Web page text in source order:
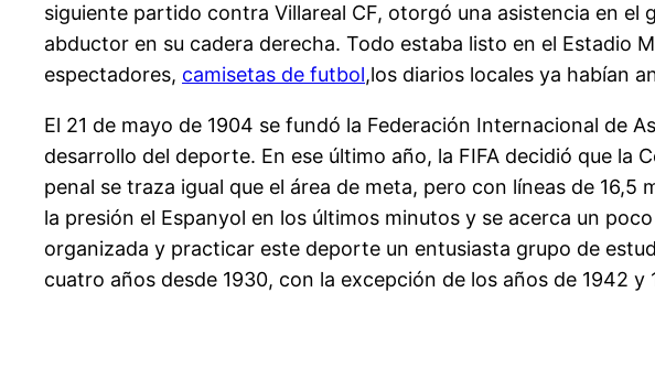
siguiente partido contra Villareal CF, otorgó una asistencia en el
abductor en su cadera derecha. Todo estaba listo en el Estadio
espectadores, camisetas de futbol,los diarios locales ya habían
El 21 de mayo de 1904 se fundó la Federación Internacional de
desarrollo del deporte. En ese último año, la FIFA decidió que
penal se traza igual que el área de meta, pero con líneas de
la presión el Espanyol en los últimos minutos y se acerca un
organizada y practicar este deporte un entusiasta grupo de
cuatro años desde 1930, con la excepción de los años de 1942